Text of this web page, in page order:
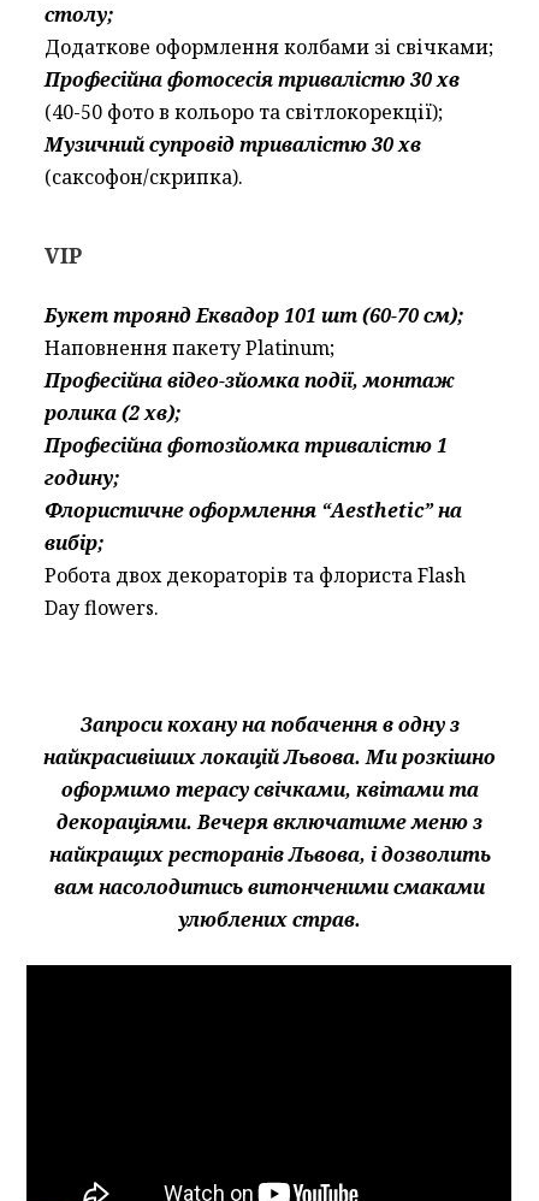
столу;
Додаткове оформлення колбами зі свічками;
Професійна фотосесія тривалістю 30 хв
(40-50 фото в кольоро та світлокорекції);
Музичний супровід тривалістю 30 хв
(саксофон/скрипка).
VIP
Букет троянд Еквадор 101 шт (60-70 см);
Наповнення пакету Platinum;
Професійна відео-зйомка події, монтаж
ролика (2 хв);
Професійна фотозйомка тривалістю 1
годину;
Флористичне оформлення “Aesthetic” на
вибір;
Робота двох декораторів та флориста Flash
Day flowers.
Запроси кохану на побачення в одну з
найкрасивіших локацій Львова. Ми розкішно
оформимо терасу свічками, квітами та
декораціями. Вечеря включатиме меню з
найкращих ресторанів Львова, і дозволить
вам насолодитись витонченими смаками
улюблених страв.